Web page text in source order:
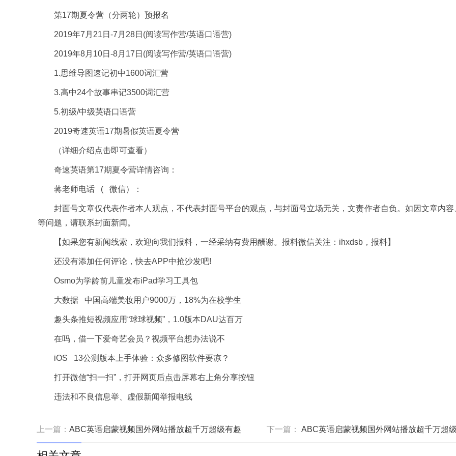
第17期夏令营（分两轮）预报名
2019年7月21日-7月28日(阅读写作营/英语口语营)
2019年8月10日-8月17日(阅读写作营/英语口语营)
1.思维导图速记初中1600词汇营
3.高中24个故事串记3500词汇营
5.初级/中级英语口语营
2019奇速英语17期暑假英语夏令营
（详细介绍点击即可查看）
奇速英语第17期夏令营详情咨询：
蒋老师电话 ( 微信）：
封面号文章仅代表作者本人观点，不代表封面号平台的观点，与封面号立场无关，文责作者自负。如因文章内容
等问题，请联系封面新闻。
【如果您有新闻线索，欢迎向我们报料，一经采纳有费用酬谢。报料微信关注：ihxdsb，报料】
还没有添加任何评论，快去APP中抢沙发吧!
Osmo为学龄前儿童发布iPad学习工具包
大数据 中国高端美妆用户9000万，18%为在校学生
趣头条推短视频应用“球球视频”，1.0版本DAU达百万
在吗，借一下爱奇艺会员？视频平台想办法说不
iOS 13公测版本上手体验：众多修图软件要凉？
打开微信“扫一扫”，打开网页后点击屏幕右上角分享按钮
违法和不良信息举、虚假新闻举报电线
上一篇： ABC英语启蒙视频国外网站播放超千万超级有趣 下一篇： ABC英语启蒙视频国外网站播放超千万超